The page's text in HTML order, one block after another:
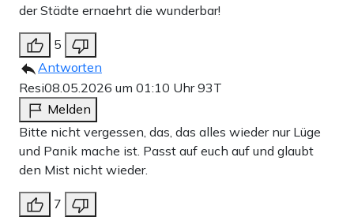
der Städte ernaehrt die wunderbar!
5
Antworten
Resi08.05.2026 um 01:10 Uhr93T
Melden
Bitte nicht vergessen, das, das alles wieder nur Lüge
und Panik mache ist. Passt auf euch auf und glaubt
den Mist nicht wieder.
7